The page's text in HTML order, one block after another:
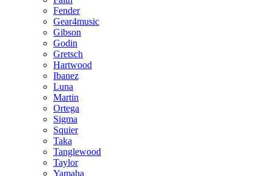
Fender
Gear4music
Gibson
Godin
Gretsch
Hartwood
Ibanez
Luna
Martin
Ortega
Sigma
Squier
Taka
Tanglewood
Taylor
Yamaha